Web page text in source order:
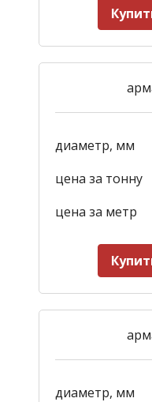
диаметр, мм
цена за тонну
цена за метр
диаметр, мм